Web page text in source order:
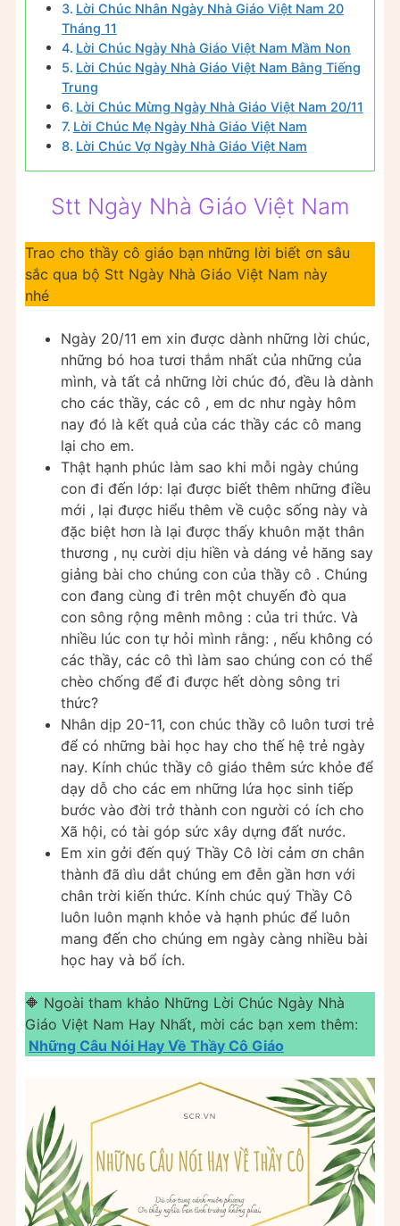
Lời Chúc Nhân Ngày Nhà Giáo Việt Nam 20
Tháng 11
Lời Chúc Ngày Nhà Giáo Việt Nam Mầm Non
Lời Chúc Ngày Nhà Giáo Việt Nam Bằng Tiếng
Trung
Lời Chúc Mừng Ngày Nhà Giáo Việt Nam 20/11
Lời Chúc Mẹ Ngày Nhà Giáo Việt Nam
Lời Chúc Vợ Ngày Nhà Giáo Việt Nam
Stt Ngày Nhà Giáo Việt Nam
Trao cho thầy cô giáo bạn những lời biết ơn sâu
sắc qua bộ Stt Ngày Nhà Giáo Việt Nam này
nhé
Ngày 20/11 em xin được dành những lời chúc,
những bó hoa tươi thắm nhất của những của
mình, và tất cả những lời chúc đó, đều là dành
cho các thầy, các cô , em dc như ngày hôm
nay đó là kết quả của các thầy các cô mang
lại cho em.
Thật hạnh phúc làm sao khi mỗi ngày chúng
con đi đến lớp: lại được biết thêm những điều
mới , lại được hiểu thêm về cuộc sống này và
đặc biệt hơn là lại được thấy khuôn mặt thân
thương , nụ cười dịu hiền và dáng vẻ hăng say
giảng bài cho chúng con của thầy cô . Chúng
con đang cùng đi trên một chuyến đò qua
con sông rộng mênh mông : của tri thức. Và
nhiều lúc con tự hỏi mình rằng: , nếu không có
các thầy, các cô thì làm sao chúng con có thể
chèo chống để đi được hết dòng sông tri
thức?
Nhân dịp 20-11, con chúc thầy cô luôn tươi trẻ
để có những bài học hay cho thế hệ trẻ ngày
nay. Kính chúc thầy cô giáo thêm sức khỏe để
dạy dỗ cho các em những lứa học sinh tiếp
bước vào đời trở thành con người có ích cho
Xã hội, có tài góp sức xây dựng đất nước.
Em xin gởi đến quý Thầy Cô lời cảm ơn chân
thành đã dìu dắt chúng em đễn gần hơn với
chân trời kiến thức. Kính chúc quý Thầy Cô
luôn luôn mạnh khỏe và hạnh phúc để luôn
mang đến cho chúng em ngày càng nhiều bài
học hay và bổ ích.
🔶 Ngoài tham khảo Những Lời Chúc Ngày Nhà
Giáo Việt Nam Hay Nhất, mời các bạn xem thêm:
Những Câu Nói Hay Về Thầy Cô Giáo